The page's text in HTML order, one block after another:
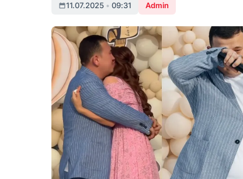
11.07.2025 • 09:31 Admin